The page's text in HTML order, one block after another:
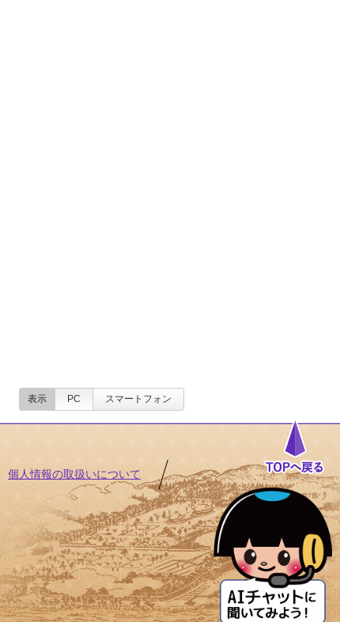
表示 PC スマートフォン
個人情報の取扱いについて